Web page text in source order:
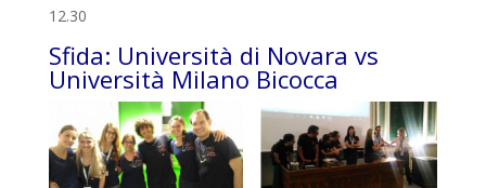
12.30
Sfida: Università di Novara vs
Università Milano Bicocca